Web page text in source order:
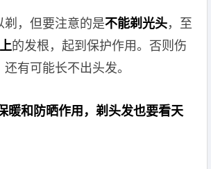
剃，但要注意的是不能剃光头，至
的发根，起到保护作用。否则伤
还有可能长不出头发。
暖和防晒作用，剃头发也要看天